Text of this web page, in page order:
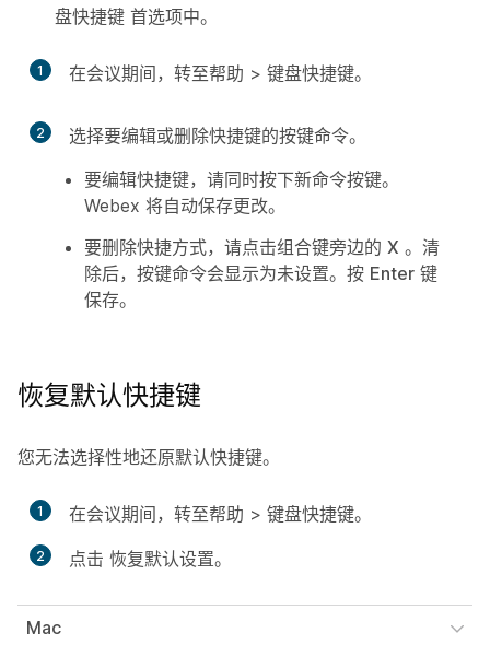
盘快捷键 首选项中。
1 在会议期间，转至帮助 > 键盘快捷键。
2
选择要编辑或删除快捷键的按键命令。
要编辑快捷键，请同时按下新命令按键。
Webex 将自动保存更改。
要删除快捷方式，请点击组合键旁边的 X 。清
除后，按键命令会显示为未设置。按 Enter 键
保存。
恢复默认快捷键
您无法选择性地还原默认快捷键。
1 在会议期间，转至帮助 > 键盘快捷键。
2 点击 恢复默认设置。
Mac